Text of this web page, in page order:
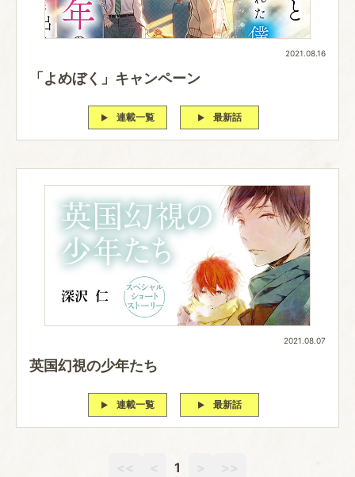
2021.08.16
「よめぼく」キャンペーン
連載一覧 最新話
2021.08.07
英国幻視の少年たち
連載一覧 最新話
1